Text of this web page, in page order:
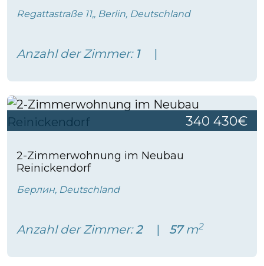
Regattastraße 11,, Berlin, Deutschland
Anzahl der Zimmer: 1
340 430€
2-Zimmerwohnung im Neubau
Reinickendorf
Берлин, Deutschland
Anzahl der Zimmer:2 57m2